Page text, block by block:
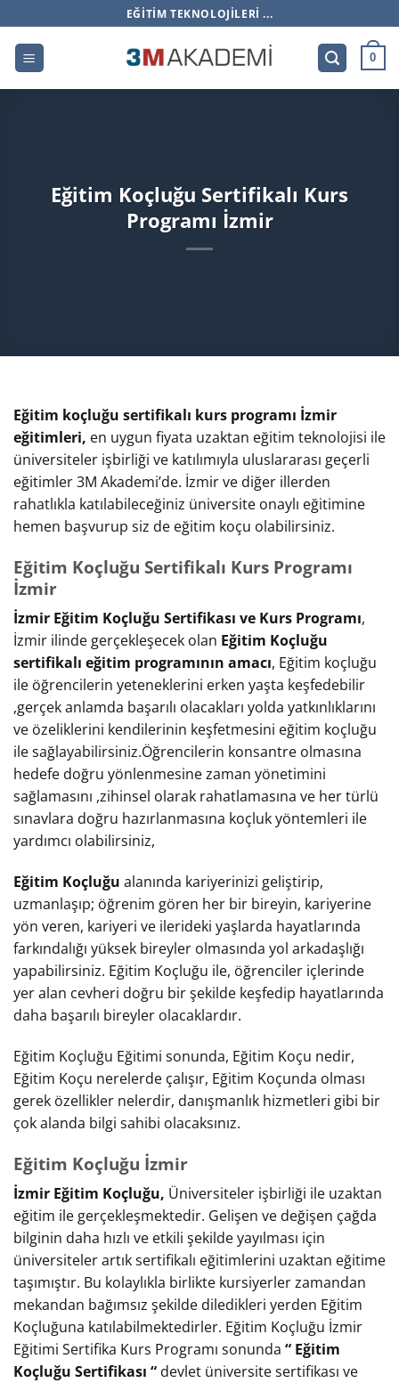
atla
EĞITIM TEKNOLOJILERI ...
0
Eğitim Koçluğu Sertifikalı Kurs
Programı İzmir
Eğitim koçluğu sertifikalı kurs programı İzmir
eğitimleri, en uygun fiyata uzaktan eğitim teknolojisi ile
üniversiteler işbirliği ve katılımıyla uluslararası geçerli
eğitimler 3M Akademi’de. İzmir ve diğer illerden
rahatlıkla katılabileceğiniz üniversite onaylı eğitimine
hemen başvurup siz de eğitim koçu olabilirsiniz.
Eğitim Koçluğu Sertifikalı Kurs Programı
İzmir
İzmir Eğitim Koçluğu Sertifikası ve Kurs Programı,
İzmir ilinde gerçekleşecek olan Eğitim Koçluğu
sertifikalı eğitim programının amacı, Eğitim koçluğu
ile öğrencilerin yeteneklerini erken yaşta keşfedebilir
,gerçek anlamda başarılı olacakları yolda yatkınlıklarını
ve özeliklerini kendilerinin keşfetmesini eğitim koçluğu
ile sağlayabilirsiniz.Öğrencilerin konsantre olmasına
hedefe doğru yönlenmesine zaman yönetimini
sağlamasını ,zihinsel olarak rahatlamasına ve her türlü
sınavlara doğru hazırlanmasına koçluk yöntemleri ile
yardımcı olabilirsiniz,
Eğitim Koçluğu alanında kariyerinizi geliştirip,
uzmanlaşıp; öğrenim gören her bir bireyin, kariyerine
yön veren, kariyeri ve ilerideki yaşlarda hayatlarında
farkındalığı yüksek bireyler olmasında yol arkadaşlığı
yapabilirsiniz. Eğitim Koçluğu ile, öğrenciler içlerinde
yer alan cevheri doğru bir şekilde keşfedip hayatlarında
daha başarılı bireyler olacaklardır.
Eğitim Koçluğu Eğitimi sonunda, Eğitim Koçu nedir,
Eğitim Koçu nerelerde çalışır, Eğitim Koçunda olması
gerek özellikler nelerdir, danışmanlık hizmetleri gibi bir
çok alanda bilgi sahibi olacaksınız.
Eğitim Koçluğu İzmir
İzmir Eğitim Koçluğu, Üniversiteler işbirliği ile uzaktan
eğitim ile gerçekleşmektedir. Gelişen ve değişen çağda
bilginin daha hızlı ve etkili şekilde yayılması için
üniversiteler artık sertifikalı eğitimlerini uzaktan eğitime
taşımıştır. Bu kolaylıkla birlikte kursiyerler zamandan
mekandan bağımsız şekilde diledikleri yerden Eğitim
Koçluğuna katılabilmektedirler. Eğitim Koçluğu İzmir
Eğitimi Sertifika Kurs Programı sonunda “ Eğitim
Koçluğu Sertifikası “ devlet üniversite sertifikası ve